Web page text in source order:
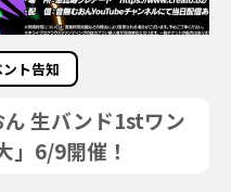
ト告知
生バンド1stワン
」6/9開催！